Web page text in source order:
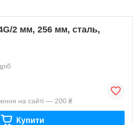
2 мм, 256 мм, сталь,
на сайті — 200 ₴
Купити